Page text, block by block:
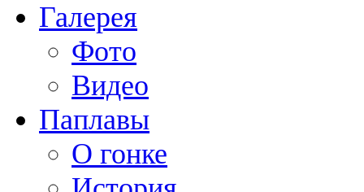
Галерея
Фото
Видео
Паплавы
О гонке